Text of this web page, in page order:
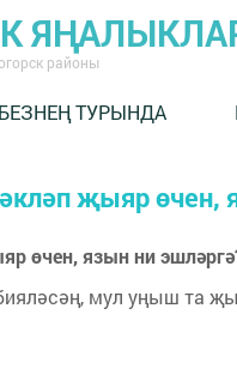
районы
БЕЗНЕҢ ТУРЫНДА
җыяр өчен,
өчен, язын ни
мул уңыш та